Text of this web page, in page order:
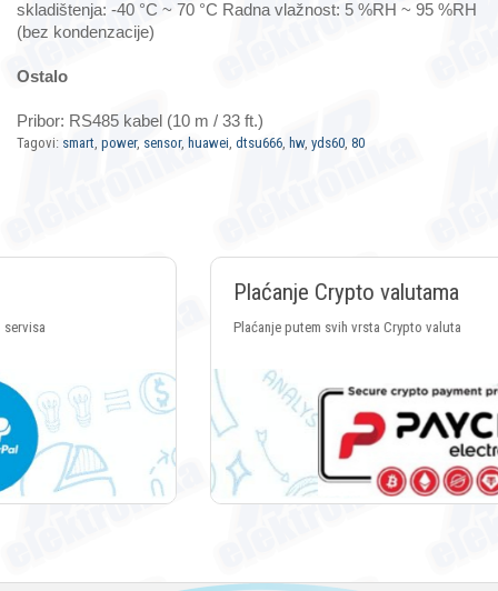
skladištenja: -40 °C ~ 70 °C Radna vlažnost: 5 %RH ~ 95 %RH
(bez kondenzacije)
Ostalo
Pribor: RS485 kabel (10 m / 33 ft.)
Tagovi: smart, power, sensor, huawei, dtsu666, hw, yds60, 80
Plaćanje Crypto valutama
Plaćanje putem svih vrsta Crypto valuta